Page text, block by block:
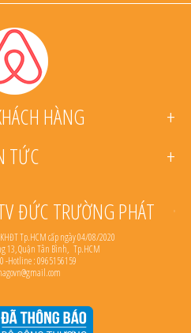
HÀNG
TỨC
ĐỨC TRƯỜNG PHÁT
KHĐT Tp.HCM cấp ngày 04/08/2020
13, Quận Tân Bình, Tp.HCM
-Hotline : 0965156159